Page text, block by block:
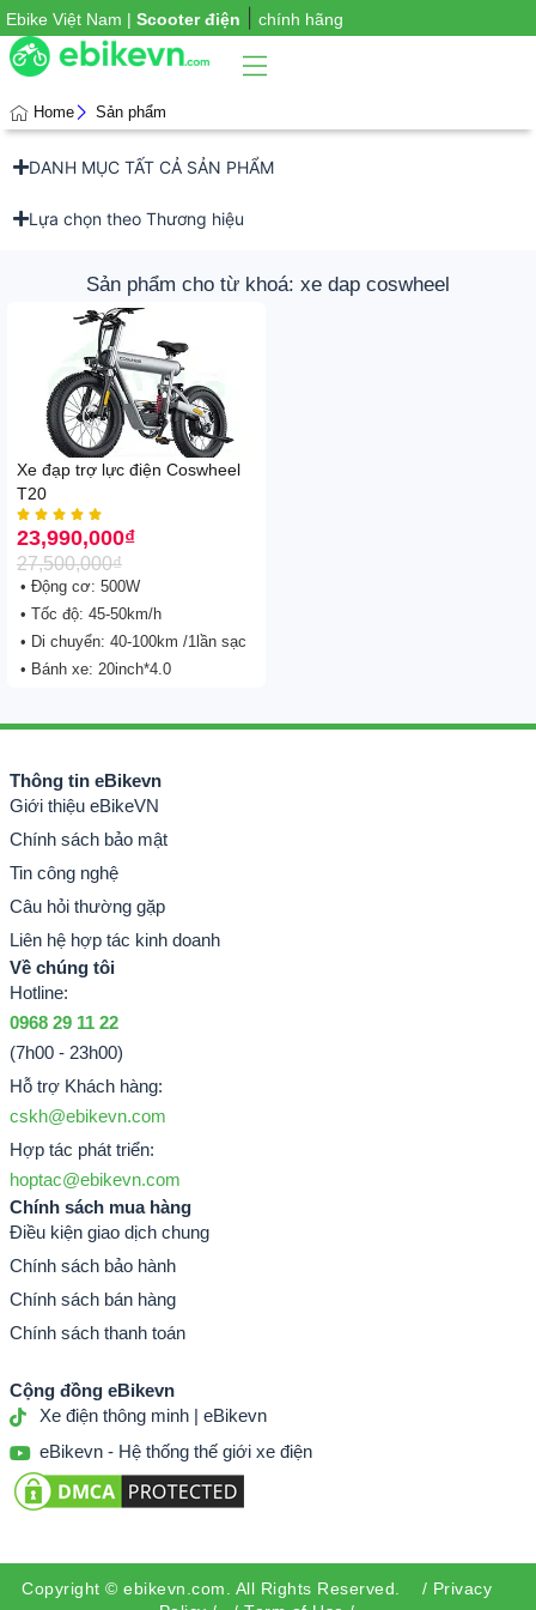
Ebike Việt Nam | Scooter điện chính hãng
Home Sản phẩm
DANH MỤC TẤT CẢ SẢN PHẨM
Lựa chọn theo Thương hiệu
Sản phẩm cho từ khoá: xe dap coswheel
Xe đạp trợ lực điện Coswheel
T20
    
27,500,000₫
23,990,000₫
• Động cơ: 500W
• Tốc độ: 45-50km/h
• Di chuyển: 40-100km /1lần sạc
• Bánh xe: 20inch*4.0
Thông tin eBikevn
Giới thiệu eBikeVN
Chính sách bảo mật
Tin công nghệ
Câu hỏi thường gặp
Liên hệ hợp tác kinh doanh
Về chúng tôi
Hotline:
0968 29 11 22
(7h00 - 23h00)
Hỗ trợ Khách hàng:
cskh@ebikevn.com
Hợp tác phát triển:
hoptac@ebikevn.com
Chính sách mua hàng
Điều kiện giao dịch chung
Chính sách bảo hành
Chính sách bán hàng
Chính sách thanh toán
Cộng đồng eBikevn
Xe điện thông minh | eBikevn
eBikevn - Hệ thống thế giới xe điện
Copyright © ebikevn.com . All Rights Reserved. / Privacy